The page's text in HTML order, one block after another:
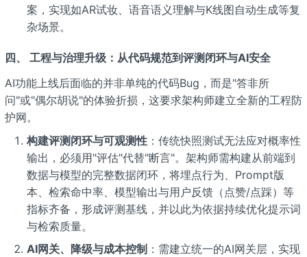
案，实现如AR试妆、语音语义理解与K线图自动生成等复
杂场景。
四、 工程与治理升级：从代码规范到评测闭环与AI安全
AI功能上线后面临的并非单纯的代码Bug，而是"答非所
问"或"偶尔胡说"的体验折损，这要求架构师建立全新的工程防
护网。
构建评测闭环与可观测性：传统快照测试无法应对概率性
输出，必须用"评估"代替"断言"。架构师需构建从前端到
数据与模型的完整数据闭环，将埋点行为、Prompt版
本、检索命中率、模型输出与用户反馈（点赞/点踩）等
指标齐备，形成评测基线，并以此为依据持续优化提示词
与检索质量。
AI网关、降级与成本控制 ：需建立统一的AI网关层，实现